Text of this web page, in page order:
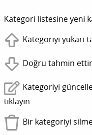
Kategori listesine yeni
Kategoriyi yukarı
Doğru tahmin
Kategoriyi
tıklayın
Bir kategoriyi